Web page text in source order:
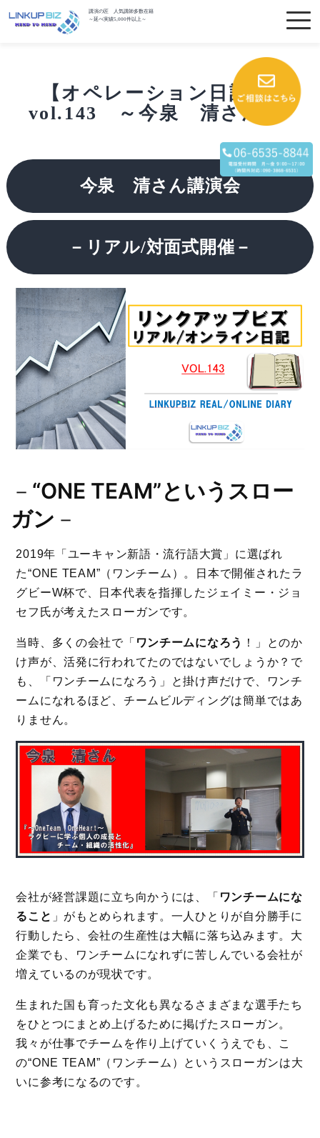
講演の匠 人気講師多数在籍
～延べ実績5,000件以上～
【オペレーション日記】
vol.143 ～今泉 清さん～
今泉 清さん講演会
－リアル/対面式開催－
－ “ONE TEAM”というスロー
ガン －
2019年「ユーキャン新語・流行語大賞」に選ばれ
た“ONE TEAM”（ワンチーム）。日本で開催されたラ
グビーW杯で、日本代表を指揮したジェイミー・ジョ
セフ氏が考えたスローガンです。
当時、多くの会社で「 ワンチームになろう
！」とのか
け声が、活発に行われてたのではないでしょうか？で
も、「ワンチームになろう」と掛け声だけで、ワンチ
ームになれるほど、チームビルディングは簡単ではあ
りません。
会社が経営課題に立ち向かうには、「 ワンチームにな
ること 」がもとめられます。一人ひとりが自分勝手に
行動したら、会社の生産性は大幅に落ち込みます。大
企業でも、ワンチームになれずに苦しんでいる会社が
増えているのが現状です。
生まれた国も育った文化も異なるさまざまな選手たち
をひとつにまとめ上げるために掲げたスローガン。
我々が仕事でチームを作り上げていくうえでも、こ
の“ONE TEAM”（ワンチーム）というスローガンは大
いに参考になるのです。